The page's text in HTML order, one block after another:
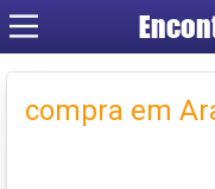
compra em